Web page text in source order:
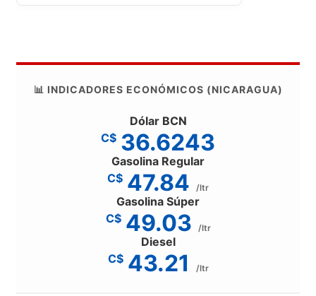
📊 INDICADORES ECONÓMICOS (NICARAGUA)
Dólar BCN
C$ 36.6243
Gasolina Regular
C$ 47.84 /ltr
Gasolina Súper
C$ 49.03 /ltr
Diesel
C$ 43.21 /ltr